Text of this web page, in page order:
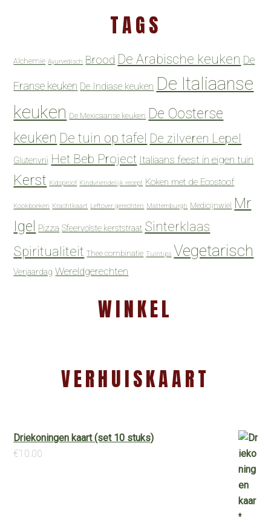
TAGS
Alchemie Ayurvedisch Brood De Arabische keuken De
Franse keuken De Indiase keuken De Italiaanse
keuken De Mexicaanse keuken De Oosterse
keuken De tuin op tafel De zilveren Lepel
Glutenvrij Het Beb Project Italiaans feest in eigen tuin
Kerst Kidsproof Kindvriendelijk recept Koken met de Ecostoof
Kookboeken Krachtkaart Leftover gerechten Mattemburgh Medicijnwiel Mr
Igel
Pizza Sfeervolste kerststraat Sinterklaas
Spiritualiteit Thee combinatie Tuintips Vegetarisch
Verjaardag Wereldgerechten
WINKEL
VERHUISKAART
Driekoningen kaart (set 10 stuks)
€10.00